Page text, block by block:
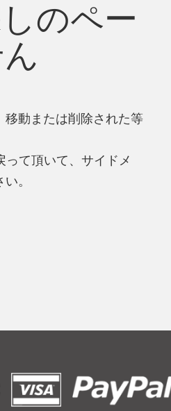
のペー
移動または削除された等
て頂いて、サイドメ
。